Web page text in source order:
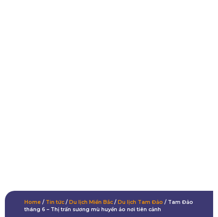
Home / Tin tức / Du lịch Miền Bắc / Du lịch Tam Đảo / Tam Đảo
tháng 6 – Thị trấn sương mù huyền ảo nơi tiên cảnh